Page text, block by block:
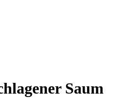
Saum